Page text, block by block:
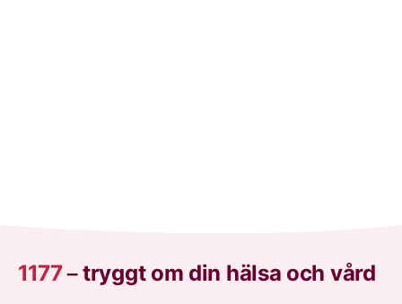
1177–tryggt om din hälsa och vård